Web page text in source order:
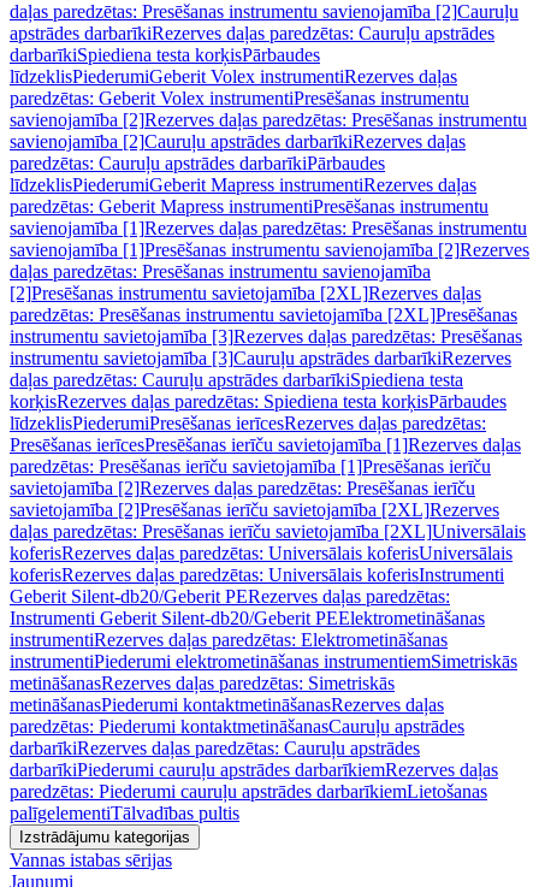
daļas paredzētas: Presēšanas instrumentu savienojamība [2]Cauruļu
apstrādes darbarīkiRezerves daļas paredzētas: Cauruļu apstrādes
darbarīkiSpiediena testa korķisPārbaudes
līdzeklisPiederumiGeberit Volex instrumentiRezerves daļas
paredzētas: Geberit Volex instrumentiPresēšanas instrumentu
savienojamība [2]Rezerves daļas paredzētas: Presēšanas instrumentu
savienojamība [2]Cauruļu apstrādes darbarīkiRezerves daļas
paredzētas: Cauruļu apstrādes darbarīkiPārbaudes
līdzeklisPiederumiGeberit Mapress instrumentiRezerves daļas
paredzētas: Geberit Mapress instrumentiPresēšanas instrumentu
savienojamība [1]Rezerves daļas paredzētas: Presēšanas instrumentu
savienojamība [1]Presēšanas instrumentu savienojamība [2]Rezerves
daļas paredzētas: Presēšanas instrumentu savienojamība
[2]Presēšanas instrumentu savietojamība [2XL]Rezerves daļas
paredzētas: Presēšanas instrumentu savietojamība [2XL]Presēšanas
instrumentu savietojamība [3]Rezerves daļas paredzētas: Presēšanas
instrumentu savietojamība [3]Cauruļu apstrādes darbarīkiRezerves
daļas paredzētas: Cauruļu apstrādes darbarīkiSpiediena testa
korķisRezerves daļas paredzētas: Spiediena testa korķisPārbaudes
līdzeklisPiederumiPresēšanas ierīcesRezerves daļas paredzētas:
Presēšanas ierīcesPresēšanas ierīču savietojamība [1]Rezerves daļas
paredzētas: Presēšanas ierīču savietojamība [1]Presēšanas ierīču
savietojamība [2]Rezerves daļas paredzētas: Presēšanas ierīču
savietojamība [2]Presēšanas ierīču savietojamība [2XL]Rezerves
daļas paredzētas: Presēšanas ierīču savietojamība [2XL]Universālais
koferisRezerves daļas paredzētas: Universālais koferisUniversālais
koferisRezerves daļas paredzētas: Universālais koferisInstrumenti
Geberit Silent-db20/Geberit PERezerves daļas paredzētas:
Instrumenti Geberit Silent-db20/Geberit PEElektrometināšanas
instrumentiRezerves daļas paredzētas: Elektrometināšanas
instrumentiPiederumi elektrometināšanas instrumentiemSimetriskās
metināšanasRezerves daļas paredzētas: Simetriskās
metināšanasPiederumi kontaktmetināšanasRezerves daļas
paredzētas: Piederumi kontaktmetināšanasCauruļu apstrādes
darbarīkiRezerves daļas paredzētas: Cauruļu apstrādes
darbarīkiPiederumi cauruļu apstrādes darbarīkiemRezerves daļas
paredzētas: Piederumi cauruļu apstrādes darbarīkiemLietošanas
palīgelementiTālvadības pultis
Izstrādājumu kategorijas
Vannas istabas sērijas
Jaunumi